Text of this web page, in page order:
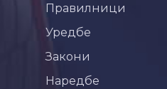
Правилници
Уредбе
Закони
Наредбе